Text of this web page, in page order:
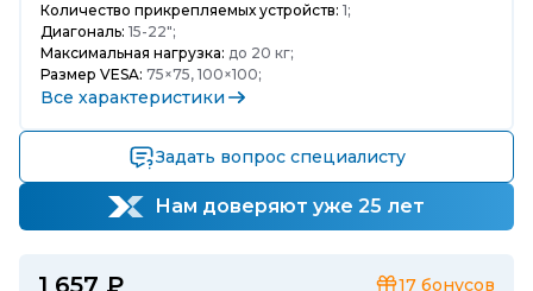
Количество прикрепляемых устройств: 1;
Диагональ: 15-22";
Максимальная нагрузка: до 20 кг;
Размер VESA: 75×75, 100×100;
Все характеристики
Задать вопрос специалисту
Нам доверяют уже 25 лет
1 657 ₽ 17 бонусов